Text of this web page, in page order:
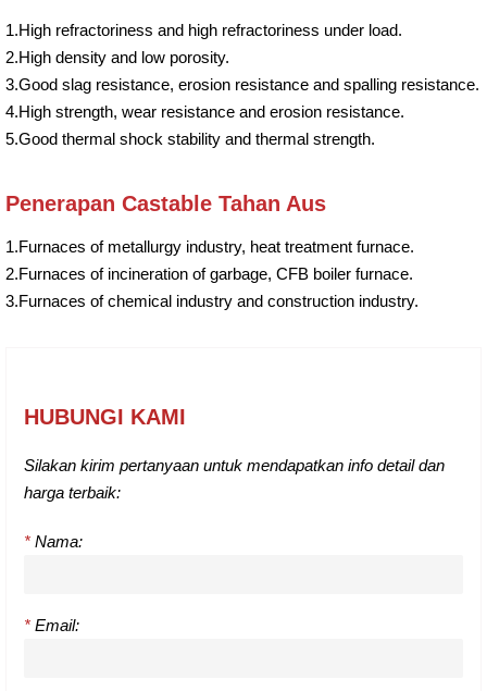
1.High refractoriness and high refractoriness under load.
2.High density and low porosity.
3.Good slag resistance, erosion resistance and spalling resistance.
4.High strength, wear resistance and erosion resistance.
5.Good thermal shock stability and thermal strength.
Penerapan Castable Tahan Aus
1.Furnaces of metallurgy industry, heat treatment furnace.
2.Furnaces of incineration of garbage, CFB boiler furnace.
3.Furnaces of chemical industry and construction industry.
HUBUNGI KAMI
Silakan kirim pertanyaan untuk mendapatkan info detail dan
harga terbaik:
* Nama:
* Email: